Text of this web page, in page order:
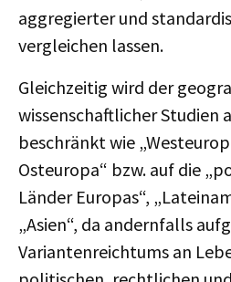
aggregierter und
vergleichen lassen.
Gleichzeitig wird der
wissenschaftlicher Studien
beschränkt wie
Osteuropa“ bzw. auf die
Länder Europas“,
„Asien“, da andernfalls
Variantenreichtums an